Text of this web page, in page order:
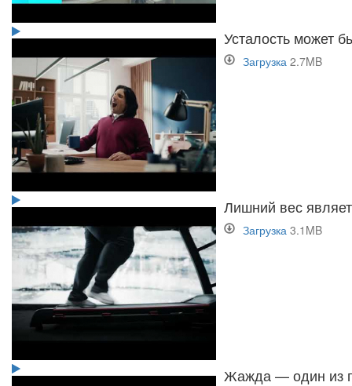
Усталость может
Загрузка 2.7MB
Лишний вес
Загрузка 3.1MB
Жажда — один из